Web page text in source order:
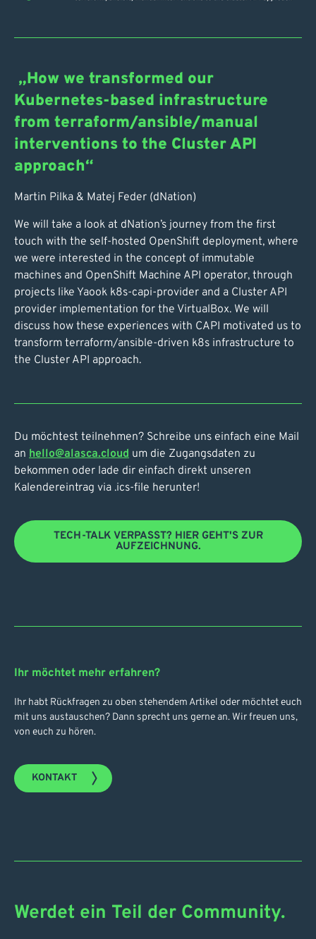
„How we transformed our
Kubernetes-based infrastructure
from terraform/ansible/manual
interventions to the Cluster API
approach“
Martin Pilka & Matej Feder (dNation)
We will take a look at dNation’s journey from the first
touch with the self-hosted OpenShift deployment, where
we were interested in the concept of immutable
machines and OpenShift Machine API operator, through
projects like Yaook k8s-capi-provider and a Cluster API
provider implementation for the VirtualBox. We will
discuss how these experiences with CAPI motivated us to
transform terraform/ansible-driven k8s infrastructure to
the Cluster API approach.
Du möchtest teilnehmen? Schreibe uns einfach eine Mail
an hello@alasca.cloud um die Zugangsdaten zu
bekommen oder lade dir einfach direkt unseren
Kalendereintrag via .ics-file herunter!
TECH-TALK VERPASST? HIER GEHT'S ZUR
AUFZEICHNUNG.
Ihr möchtet mehr erfahren?
Ihr habt Rückfragen zu oben stehendem Artikel oder möchtet euch
mit uns austauschen? Dann sprecht uns gerne an. Wir freuen uns,
von euch zu hören.
KONTAKT
Werdet ein Teil der Community.